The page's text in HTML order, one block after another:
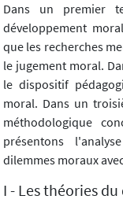
Dans un premier
développement
que les recherches
le jugement moral.
le dispositif
moral. Dans un
méthodologique
présentons
dilemmes moraux
I - Les théories